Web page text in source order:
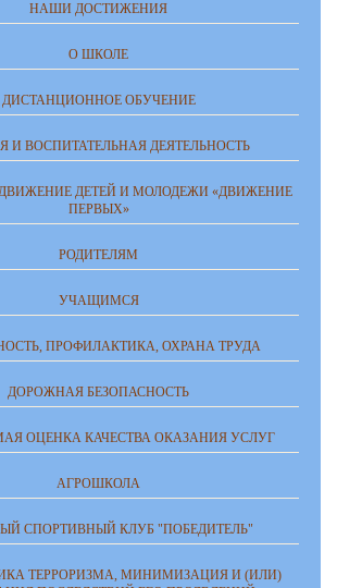
НАШИ ДОСТИЖЕНИЯ
О ШКОЛЕ
ДИСТАНЦИОННОЕ ОБУЧЕНИЕ
И ВОСПИТАТЕЛЬНАЯ ДЕЯТЕЛЬНОСТЬ
ДЕТЕЙ И МОЛОДЕЖИ «ДВИЖЕНИЕ
ПЕРВЫХ»
РОДИТЕЛЯМ
УЧАЩИМСЯ
ПРОФИЛАКТИКА, ОХРАНА ТРУДА
ДОРОЖНАЯ БЕЗОПАСНОСТЬ
ОЦЕНКА КАЧЕСТВА ОКАЗАНИЯ УСЛУГ
АГРОШКОЛА
СПОРТИВНЫЙ КЛУБ "ПОБЕДИТЕЛЬ"
ТЕРРОРИЗМА, МИНИМИЗАЦИЯ И (ИЛИ)